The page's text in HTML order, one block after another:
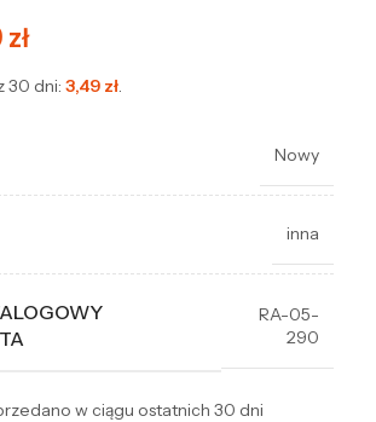
zł
30 dni: 3,49 zł.
Nowy
inna
RA-05-
290
w ciągu ostatnich 30 dni